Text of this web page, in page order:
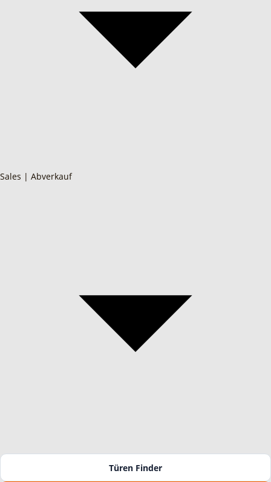
Sales | Abverkauf
Türen Finder